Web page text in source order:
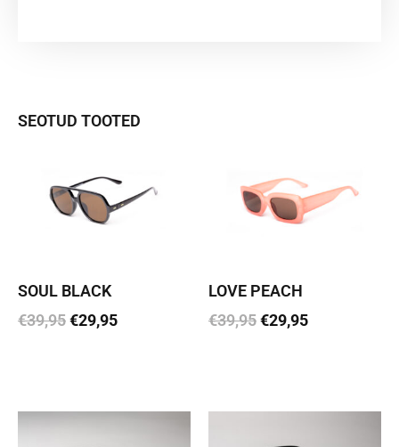
SEOTUD TOOTED
SOUL BLACK
€39,95€29,95
LOVE PEACH
€39,95€29,95